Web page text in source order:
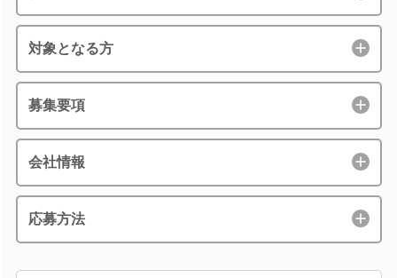
対象となる方
募集要項
会社情報
応募方法